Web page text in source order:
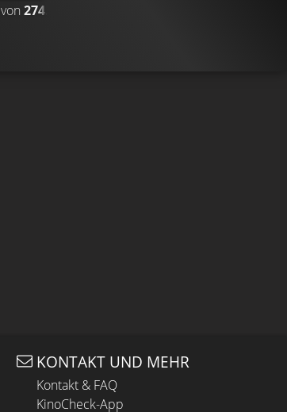
von 274.595
KONTAKT UND MEHR
Kontakt & FAQ
KinoCheck-App